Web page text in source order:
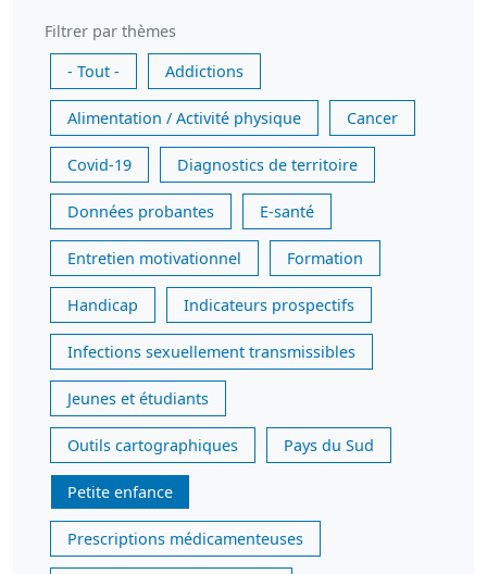
Filtrer par thèmes
- Tout -
Addictions
Alimentation / Activité physique Cancer
Covid-19 Diagnostics de territoire
Données probantes E-santé
Entretien motivationnel Formation
Handicap Indicateurs prospectifs
Infections sexuellement transmissibles
Jeunes et étudiants
Outils cartographiques Pays du Sud
Petite enfance
Prescriptions médicamenteuses